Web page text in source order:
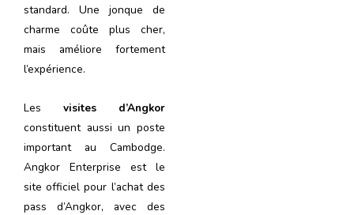
standard. Une jonque de
charme coûte plus cher,
mais améliore fortement
l’expérience.
Les visites d’Angkor
constituent aussi un poste
important au Cambodge.
Angkor Enterprise est le
site officiel pour l’achat des
pass d’Angkor, avec des